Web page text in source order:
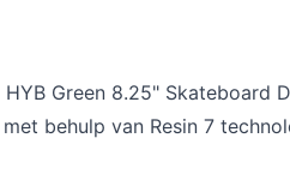
Green 8.25" Skateboard
met behulp van Resin 7